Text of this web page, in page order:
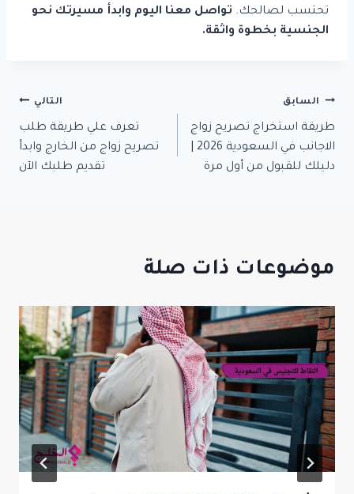
تحتسب لصالحك. تواصل معنا اليوم وابدأ مسيرتك نحو
الجنسية بخطوة واثقة.
تصفّح
المقالات
السابق
طريقة استخراج تصريح زواج
دليلك للقبول من أول مرة
التالي
تعرف علي طريقة طلب
تصريح زواج من الخارج وابدأ
تقديم طلبك الآن
موضوعات ذات صلة